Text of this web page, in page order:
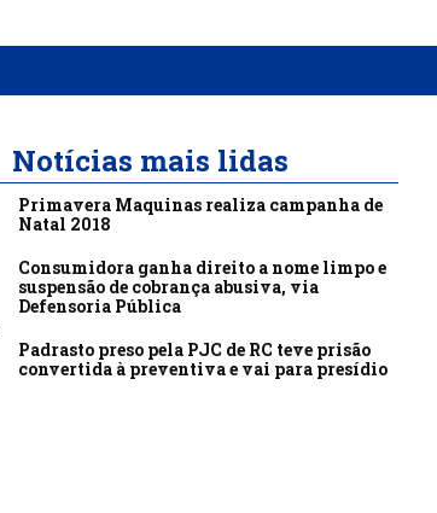
Notícias mais lidas
Primavera Maquinas realiza campanha de
Natal 2018
Consumidora ganha direito a nome limpo e
suspensão de cobrança abusiva, via
Defensoria Pública
Padrasto preso pela PJC de RC teve prisão
convertida à preventiva e vai para presídio